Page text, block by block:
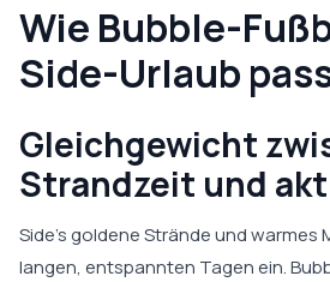
Wie Bubble-
Side-Urlaub
Gleichgewicht
Strandzeit und
Side’s goldene Strände und warmes
langen, entspannten Tagen ein.